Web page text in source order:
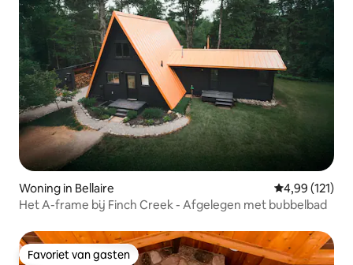
Woning in Bellaire Gemiddelde
4,99 (121)
Het A-frame bij Finch Creek - Afgelegen met bubbelbad
Favoriet van gasten
Favoriet van gasten